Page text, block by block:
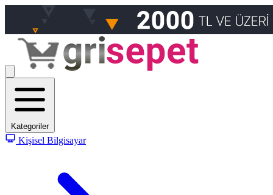
Kategoriler
Kişisel Bilgisayar